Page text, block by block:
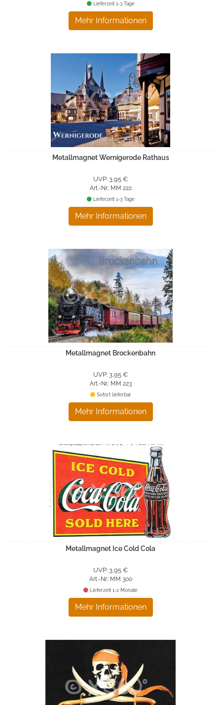
Mehr Informationen
Lieferzeit 1-3 Tage
Metallmagnet Wernigerode Rathaus
UVP: 3,95 €
Art.-Nr.: MM 222
Mehr Informationen
Lieferzeit 1-3 Tage
Metallmagnet Brockenbahn
UVP: 3,95 €
Art.-Nr.: MM 223
Mehr Informationen
Sofort lieferbar
Metallmagnet Ice Cold Cola
UVP: 3,95 €
Art.-Nr.: MM 300
Mehr Informationen
Lieferzeit 1-2 Monate